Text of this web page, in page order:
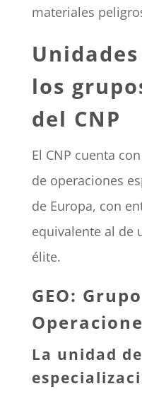
materiales
los
del CNP
El CNP cuenta
de operaciones
de Europa, con
equivalente al de
élite.
GEO:
La unidad